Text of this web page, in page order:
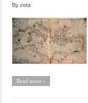
By zeta
Read more »